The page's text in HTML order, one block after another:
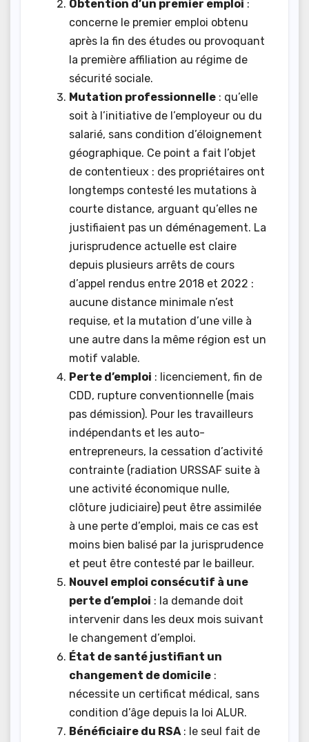
Obtention d’un premier emploi :
concerne le premier emploi obtenu
après la fin des études ou provoquant
la première affiliation au régime de
sécurité sociale.
Mutation professionnelle : qu’elle
soit à l’initiative de l’employeur ou du
salarié, sans condition d’éloignement
géographique. Ce point a fait l’objet
de contentieux : des propriétaires ont
longtemps contesté les mutations à
courte distance, arguant qu’elles ne
justifiaient pas un déménagement. La
jurisprudence actuelle est claire
depuis plusieurs arrêts de cours
d’appel rendus entre 2018 et 2022 :
aucune distance minimale n’est
requise, et la mutation d’une ville à
une autre dans la même région est un
motif valable.
Perte d’emploi : licenciement, fin de
CDD, rupture conventionnelle (mais
pas démission). Pour les travailleurs
indépendants et les auto-
entrepreneurs, la cessation d’activité
contrainte (radiation URSSAF suite à
une activité économique nulle,
clôture judiciaire) peut être assimilée
à une perte d’emploi, mais ce cas est
moins bien balisé par la jurisprudence
et peut être contesté par le bailleur.
Nouvel emploi consécutif à une
perte d’emploi : la demande doit
intervenir dans les deux mois suivant
le changement d’emploi.
État de santé justifiant un
changement de domicile :
nécessite un certificat médical, sans
condition d’âge depuis la loi ALUR.
Bénéficiaire du RSA : le seul fait de